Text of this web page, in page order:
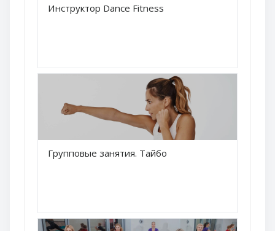
Краткое название курса
Инструктор Dance Fitness
Краткое название курса
Групповые занятия. Тайбо